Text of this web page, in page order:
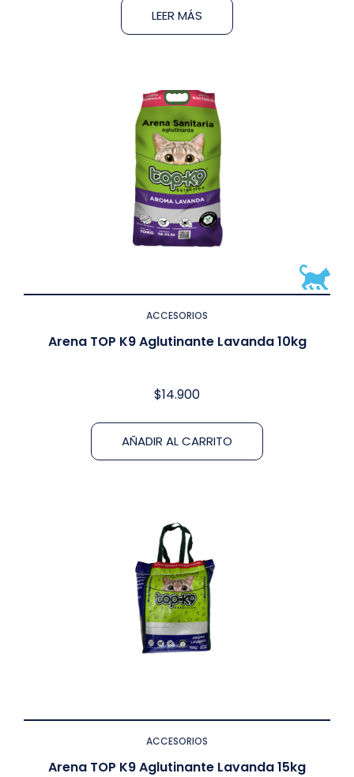
LEER MÁS
ACCESORIOS
Arena TOP K9 Aglutinante Lavanda 10kg
$14.900
AÑADIR AL CARRITO
ACCESORIOS
Arena TOP K9 Aglutinante Lavanda 15kg